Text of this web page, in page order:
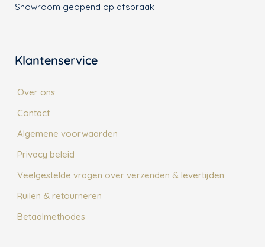
Showroom geopend op afspraak
Klantenservice
Over ons
Contact
Algemene voorwaarden
Privacy beleid
Veelgestelde vragen over verzenden & levertijden
Ruilen & retourneren
Betaalmethodes